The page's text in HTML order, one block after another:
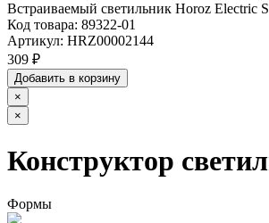
Встраиваемый светильник Horoz Electric
Код товара: 89322-01
Артикул: HRZ00002144
309 ₽
Добавить в корзину
×
×
Конструктор
Формы